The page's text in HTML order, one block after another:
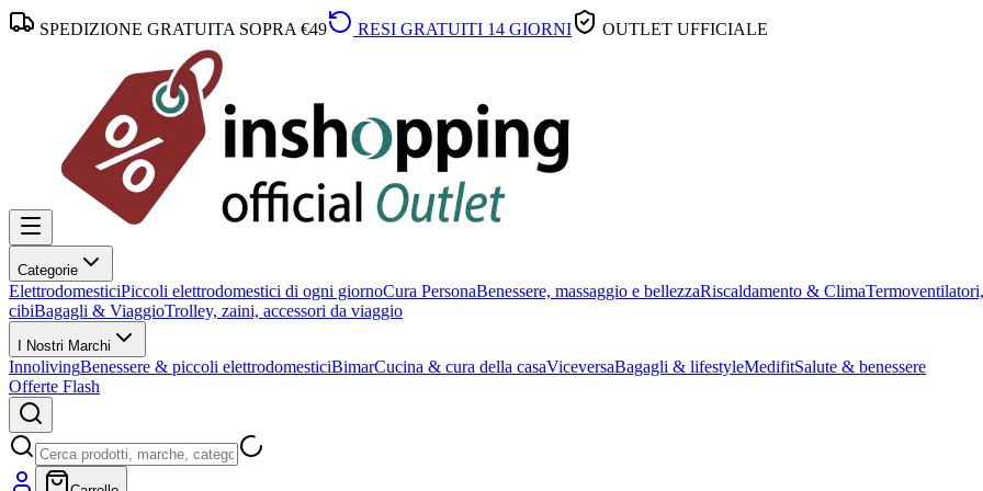
SPEDIZIONE GRATUITA SOPRA €49 RESI GRATUITI 14 GIORNI OUTLET UFFICIALE
Categorie
ElettrodomesticiPiccoli elettrodomestici di ogni giornoCura PersonaBenessere, massaggio e bellezzaRiscaldamento & Clima
cibiBagagli & ViaggioTrolley, zaini, accessori da viaggio
I Nostri Marchi
InnolivingBenessere & piccoli elettrodomesticiBimarCucina & cura della casaViceversaBagagli & lifestyleMedifitSalute & benessere
Offerte Flash